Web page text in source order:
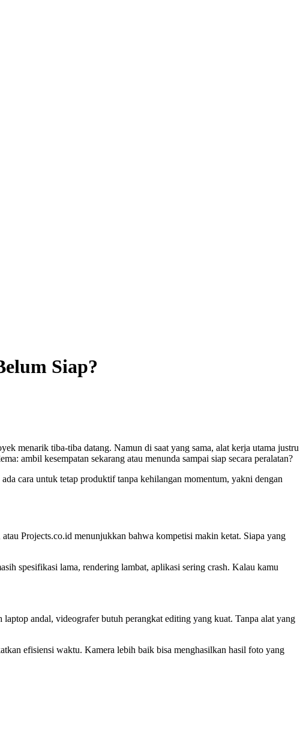
Siap?
menarik tiba-tiba datang. Namun di saat yang sama, alat kerja utama justru
ambil kesempatan sekarang atau menunda sampai siap secara peralatan?
cara untuk tetap produktif tanpa kehilangan momentum, yakni dengan
Projects.co.id menunjukkan bahwa kompetisi makin ketat. Siapa yang
spesifikasi lama, rendering lambat, aplikasi sering crash. Kalau kamu
andal, videografer butuh perangkat editing yang kuat. Tanpa alat yang
efisiensi waktu. Kamera lebih baik bisa menghasilkan hasil foto yang